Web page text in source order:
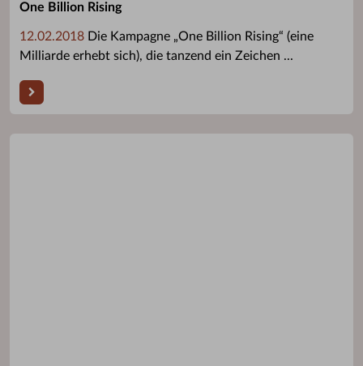
One Billion Rising
12.02.2018 Die Kampagne „One Billion Rising“ (eine
Milliarde erhebt sich), die tanzend ein Zeichen ...